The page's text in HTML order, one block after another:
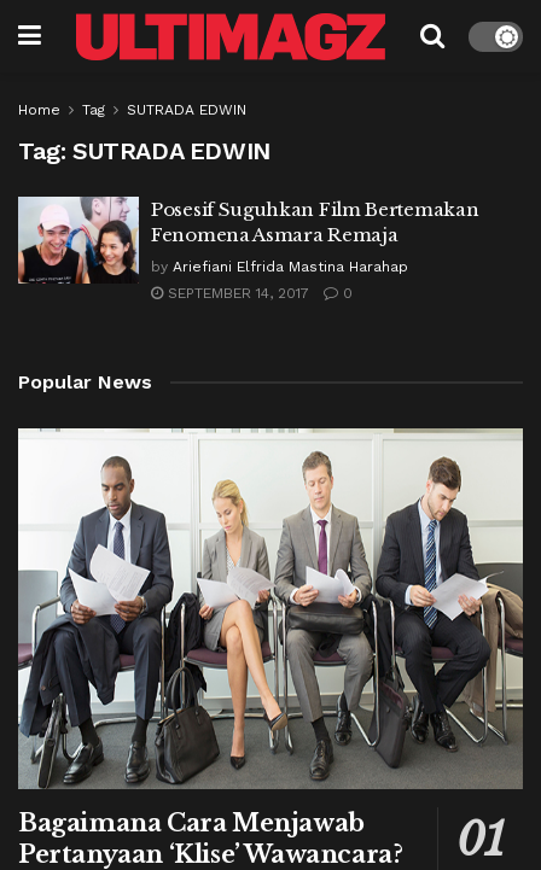
Home Tag SUTRADA EDWIN
Tag: SUTRADA EDWIN
Posesif Suguhkan Film Bertemakan
Fenomena Asmara Remaja
by Ariefiani Elfrida Mastina Harahap
SEPTEMBER 14, 2017
0
Popular News
Bagaimana Cara Menjawab
Pertanyaan ‘Klise’ Wawancara?